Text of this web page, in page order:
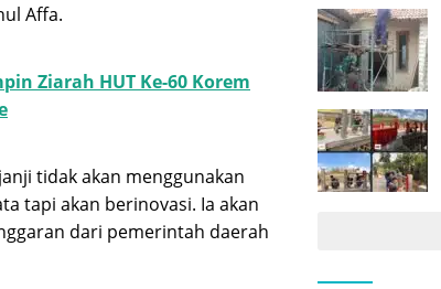
Affa.
Ziarah HUT Ke-60 Korem
tidak akan menggunakan
tapi akan berinovasi. Ia akan
dari pemerintah daerah